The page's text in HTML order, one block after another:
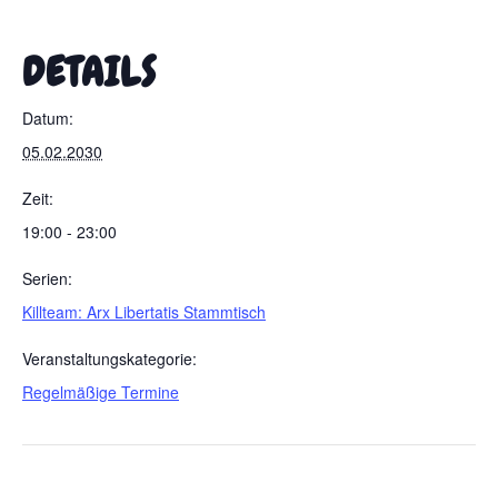
DETAILS
Datum:
05.02.2030
Zeit:
19:00 - 23:00
Serien:
Killteam: Arx Libertatis Stammtisch
Veranstaltungskategorie:
Regelmäßige Termine